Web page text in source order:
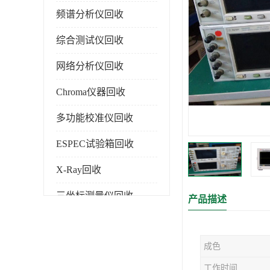
频谱分析仪回收
综合测试仪回收
网络分析仪回收
Chroma仪器回收
多功能校准仪回收
ESPEC试验箱回收
X-Ray回收
三坐标测量仪回收 产品描述
成色
工作时间